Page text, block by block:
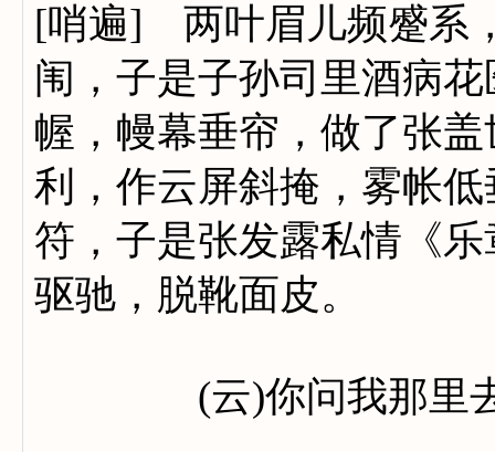
[哨遍] 两叶眉儿频蹙系
闱，子是子孙司里酒病
幄，幔幕垂帘，做了张
利，作云屏斜掩，雾帐
符，子是张发露私情《
驱驰，脱靴面皮。
(云)你问我那里